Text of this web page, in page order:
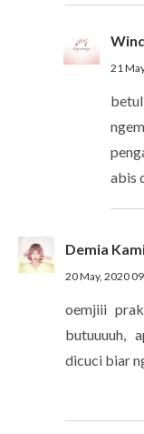
21
abis
Demia
20 May, 2020
oemjiii
butuuuuh,
dicuci biar